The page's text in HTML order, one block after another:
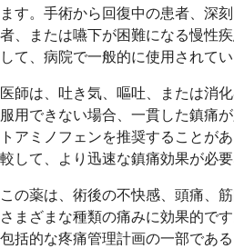
ます。手術から回復中の患者、深
者、または嚥下が困難になる慢性
して、病院で一般的に使用されてい
医師は、吐き気、嘔吐、または消
服用できない場合、一貫した鎮痛
トアミノフェンを推奨することが
較して、より迅速な鎮痛効果が必
この薬は、術後の不快感、頭痛、
さまざまな種類の痛みに効果的で
包括的な疼痛管理計画の一部であ